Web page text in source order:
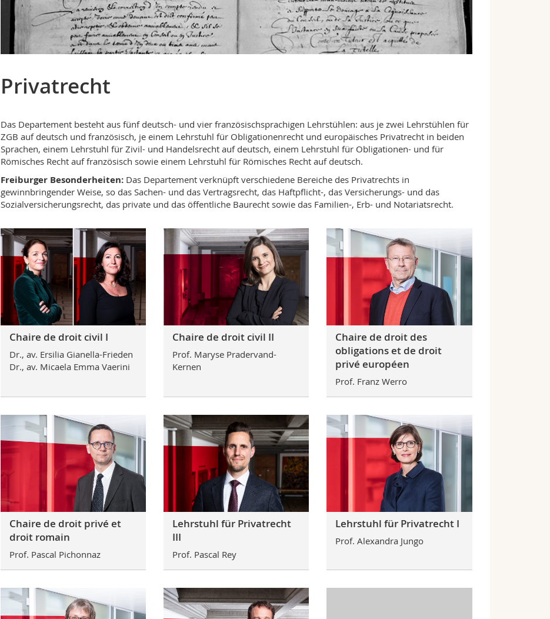
Privatrecht
Das Departement besteht aus fünf deutsch- und vier französischsprachigen Lehrstühlen: aus je zwei Lehrstühlen für
ZGB auf deutsch und französisch, je einem Lehrstuhl für Obligationenrecht und europäisches Privatrecht in beiden
Sprachen, einem Lehrstuhl für Zivil- und Handelsrecht auf deutsch, einem Lehrstuhl für Obligationen- und für
Römisches Recht auf französisch sowie einem Lehrstuhl für Römisches Recht auf deutsch.
Freiburger Besonderheiten:Das Departement verknüpft verschiedene Bereiche des Privatrechts in
gewinnbringender Weise, so das Sachen- und das Vertragsrecht, das Haftpflicht-, das Versicherungs- und das
Sozialversicherungsrecht, das private und das öffentliche Baurecht sowie das Familien-, Erb- und Notariatsrecht.
Chaire de droit civil I
Dr., av. Ersilia Gianella-Frieden
Dr., av. Micaela Emma Vaerini
Chaire de droit civil II
Prof. Maryse Pradervand-
Kernen
Chaire de droit des
obligations et de droit
privé européen
Prof. Franz Werro
Chaire de droit privé et
droit romain
Prof. Pascal Pichonnaz
Lehrstuhl für Privatrecht
III
Prof. Pascal Rey
Lehrstuhl für Privatrecht I
Prof. Alexandra Jungo